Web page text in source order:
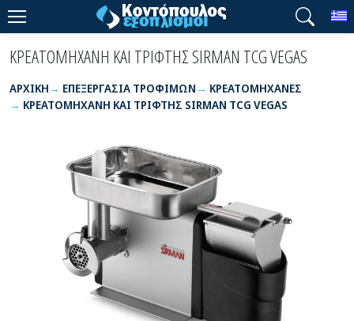
ΚΡΕΑΤΟΜΗΧΑΝΗ ΚΑΙ ΤΡΙΦΤΗΣ SIRMAN TCG VEGAS
ΑΡΧΙΚΉ ΕΠΕΞΕΡΓΑΣΙΑ ΤΡΟΦΙΜΩΝ
ΚΡΕΑΤΟΜΗΧΑΝΕΣ
ΚΡΕΑΤΟΜΗΧΑΝΗ ΚΑΙ ΤΡΙΦΤΗΣ SIRMAN TCG VEGAS